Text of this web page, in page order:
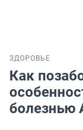
ЗДОРОВЬЕ
Как
болезнью